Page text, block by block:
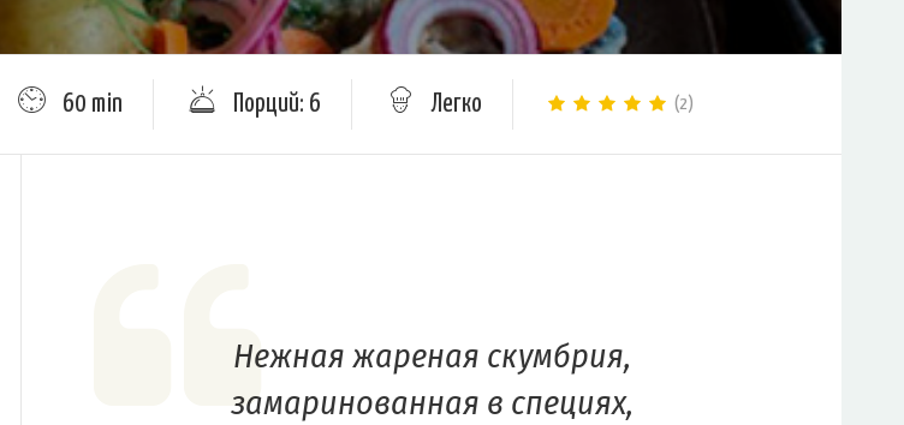
60 min Порций: 6 Легко (2)
Нежная жареная скумбрия,
замаринованная в специях,